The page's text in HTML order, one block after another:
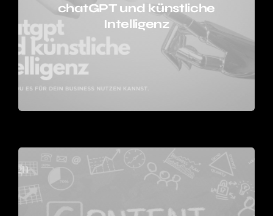
chatGPT und künstliche
Intelligenz